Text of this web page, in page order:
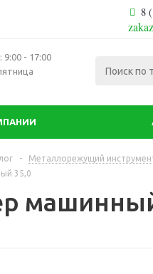
8
- 17:00
- Металлорежущий
35,0